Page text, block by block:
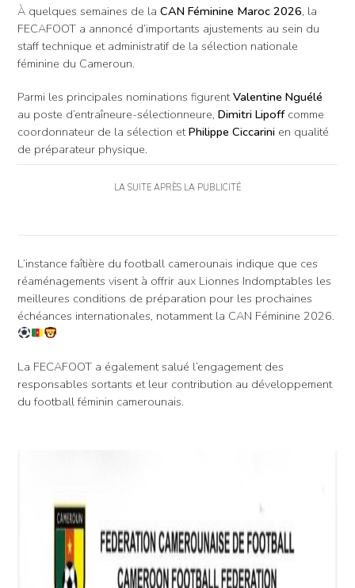
À quelques semaines de la CAN Féminine Maroc 2026, la
FECAFOOT a annoncé d’importants ajustements au sein du
staff technique et administratif de la sélection nationale
féminine du Cameroun.
Parmi les principales nominations figurentValentine Nguélé
au poste d’entraîneure-sélectionneure, Dimitri Lipoffcomme
coordonnateur de la sélection etPhilippe Ciccarini en qualité
de préparateur physique.
LA SUITE APRÈS LA PUBLICITÉ
L’instance faîtière du football camerounais indique que ces
réaménagements visent à offrir aux Lionnes Indomptables les
meilleures conditions de préparation pour les prochaines
échéances internationales, notamment la CAN Féminine 2026.
La FECAFOOT a également salué l’engagement des
responsables sortants et leur contribution au développement
du football féminin camerounais.